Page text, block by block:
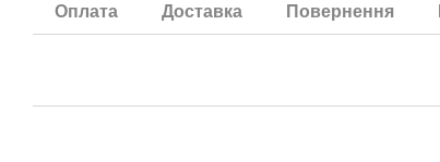
Оплата Доставка Повернення